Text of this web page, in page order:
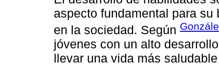
aspecto fundamental para
en la sociedad. Según
jóvenes con un alto
llevar una vida más